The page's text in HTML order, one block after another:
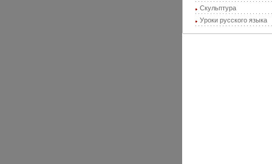
Скульптура
Уроки русского языка